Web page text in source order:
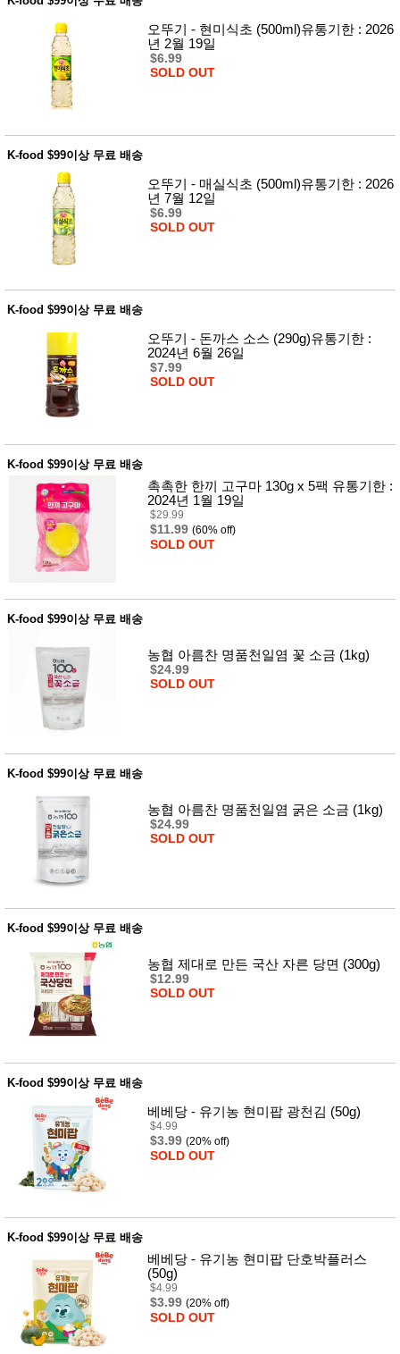
오뚜기 - 현미식초 (500ml)유통기한 : 2026
년 2월 19일
$6.99
SOLD OUT
K-food $99이상 무료 배송
오뚜기 - 매실식초 (500ml)유통기한 : 2026
년 7월 12일
$6.99
SOLD OUT
K-food $99이상 무료 배송
오뚜기 - 돈까스 소스 (290g)유통기한 :
2024년 6월 26일
$7.99
SOLD OUT
K-food $99이상 무료 배송
촉촉한 한끼 고구마 130g x 5팩 유통기한 :
2024년 1월 19일
$29.99
$11.99 (60% off)
SOLD OUT
K-food $99이상 무료 배송
농협 아름찬 명품천일염 꽃 소금 (1kg)
$24.99
SOLD OUT
K-food $99이상 무료 배송
농협 아름찬 명품천일염 굵은 소금 (1kg)
$24.99
SOLD OUT
K-food $99이상 무료 배송
농협 제대로 만든 국산 자른 당면 (300g)
$12.99
SOLD OUT
K-food $99이상 무료 배송
베베당 - 유기농 현미팝 광천김 (50g)
$4.99
$3.99 (20% off)
SOLD OUT
K-food $99이상 무료 배송
베베당 - 유기농 현미팝 단호박플러스
(50g)
$4.99
$3.99 (20% off)
SOLD OUT